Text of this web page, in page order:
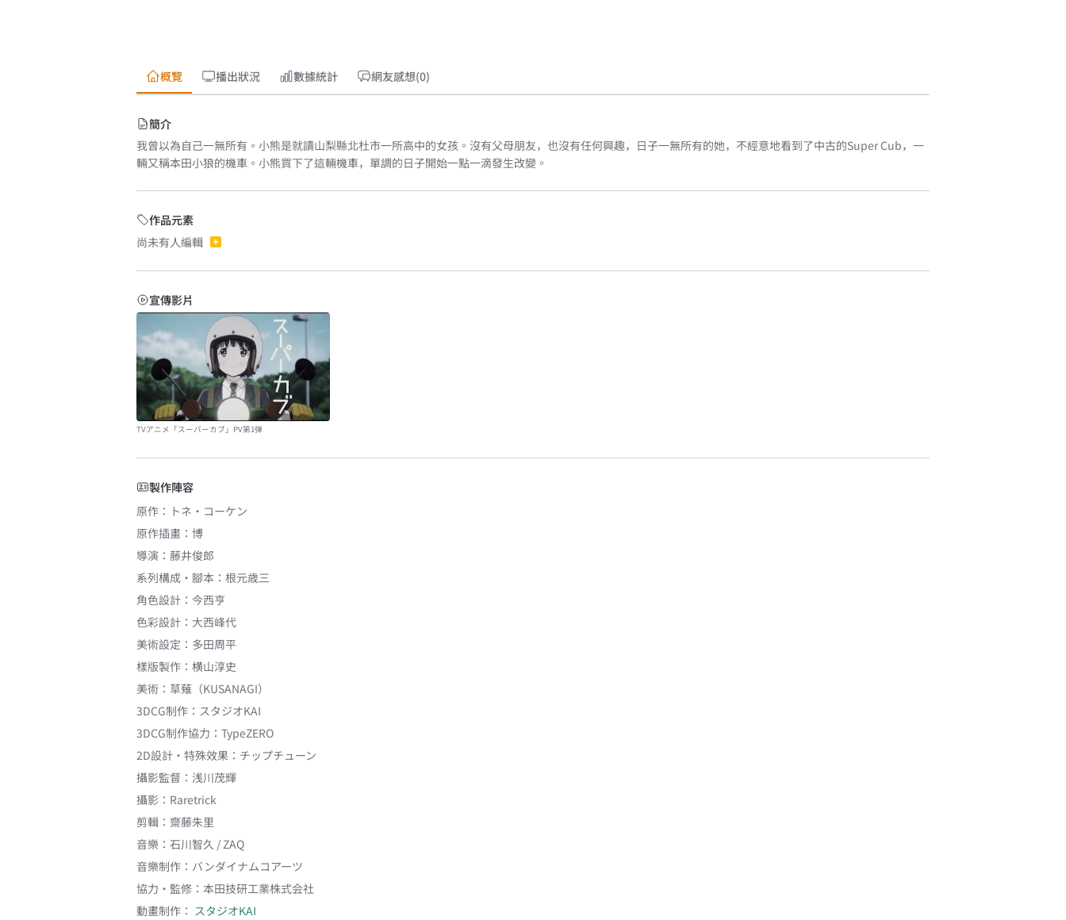
概覽 播出狀況 數據統計 網友感想(0)
簡介
我曾以為自己一無所有。小熊是就讀山梨縣北杜市一所高中的女孩。沒有父母朋友，也沒有任何興趣，日子一無所有的她，不經意地看到了中古的Super Cub，一
輛又稱本田小狼的機車。小熊買下了這輛機車，單調的日子開始一點一滴發生改變。
作品元素
尚未有人編輯
宣傳影片
TVアニメ「スーパーカブ」PV第1弾
製作陣容
原作 ： トネ・コーケン
原作插畫 ： 博
導演 ： 藤井俊郎
系列構成・腳本 ： 根元歳三
角色設計 ： 今西亨
色彩設計 ： 大西峰代
美術設定 ： 多田周平
樣版製作 ： 横山淳史
美術 ： 草薙（KUSANAGI）
3DCG制作 ： スタジオKAI
3DCG制作協力 ： TypeZERO
2D設計・特殊效果 ： チップチューン
攝影監督 ： 浅川茂輝
攝影 ： Raretrick
剪輯 ： 齋藤朱里
音樂 ： 石川智久 / ZAQ
音樂制作 ： バンダイナムコアーツ
協力・監修 ： 本田技研工業株式会社
動畫制作： スタジオKAI